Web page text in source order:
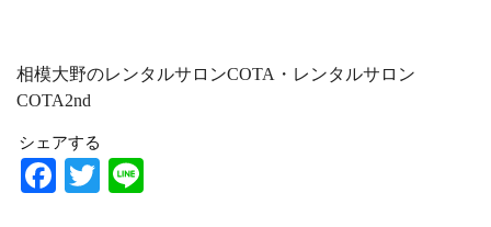
相模大野のレンタルサロンCOTA・レンタルサロン
COTA2nd
シェアする
Facebook
Twitter